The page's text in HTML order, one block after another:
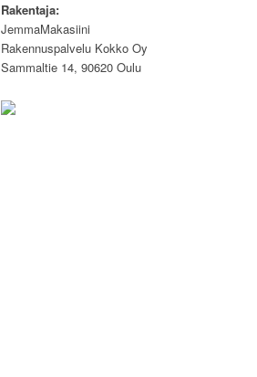
Rakentaja:
JemmaMakasiini
Rakennuspalvelu Kokko Oy
Sammaltie 14, 90620 Oulu